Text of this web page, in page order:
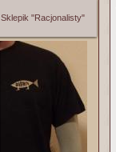
Sklepik "Racjonalisty"